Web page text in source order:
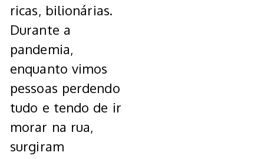
ricas, bilionárias.
Durante a
pandemia,
enquanto vimos
pessoas perdendo
tudo e tendo de ir
morar na rua,
surgiram